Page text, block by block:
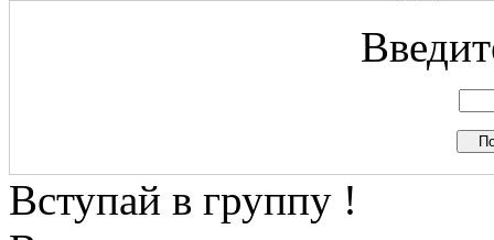
Вступай в группу !